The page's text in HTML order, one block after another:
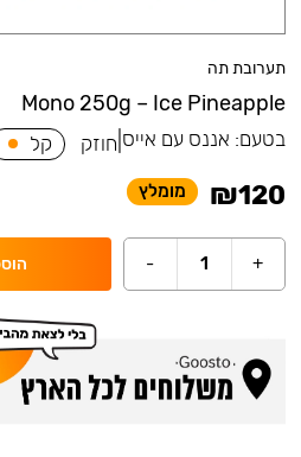
תערובת תה
Mono 250g – Ice Pineapple
בטעם: אננס עם אייס חוזק קל
₪120 מומלץ
+
1
-